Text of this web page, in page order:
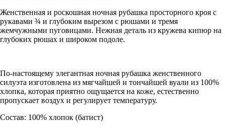
Женственная и роскошная ночная рубашка просторного кроя с
рукавами ¾ и глубоким вырезом с рюшами и тремя
жемчужными пуговицами. Нежная деталь из кружева кипюр на
глубоких рюшах и широком подоле.
По-настоящему элегантная ночная рубашка женственного
силуэта изготовлена ​​из мягчайшей и тончайшей вуали из 100%
хлопка, которая приятно ощущается на коже, естественно
пропускает воздух и регулирует температуру.
Состав: 100% хлопок (батист)